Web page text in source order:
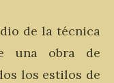
de la técnica
una obra de
los estilos de